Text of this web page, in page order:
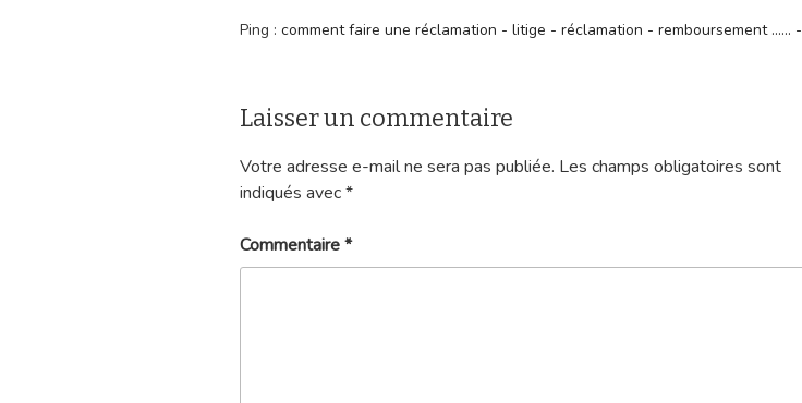
Ping : comment faire une réclamation - litige - réclamation - remboursement ...... -
Laisser un commentaire
Votre adresse e-mail ne sera pas publiée. Les champs obligatoires sont
indiqués avec*
Commentaire*